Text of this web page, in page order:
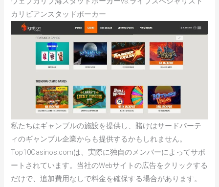
カリビアンスタッドポーカー
私たちはギャンブルの施設を提供し、賭けはサードパーテ
ィのギャンブル企業からも提供するかもしれません。
Top10Casinos.comは、実際に独自のメンバーによってサポ
ートされています。当社のWebサイトの広告をクリックする
だけで、追加費用なしで料金を確保する場合があります。